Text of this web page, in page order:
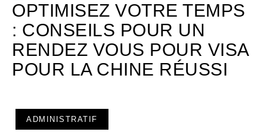
OPTIMISEZ VOTRE TEMPS
: CONSEILS POUR UN
RENDEZ VOUS POUR VISA
POUR LA CHINE RÉUSSI
ADMINISTRATIF